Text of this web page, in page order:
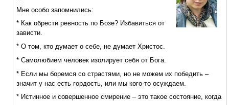
Мне особо запомнились:
* Как обрести ревность по Бозе? Избавиться от
зависти.
* О том, кто думает о себе, не думает Христос.
* Самолюбием человек изолирует себя от Бога.
* Если мы боремся со страстями, но не можем их победить –
значит у нас есть гордость, или мы кого-то осуждаем.
* Истинное и совершенное смирение – это такое состояние, когда